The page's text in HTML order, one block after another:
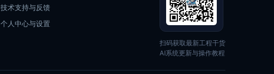
技术支持与反馈
个人中心与设置
扫码获取最新工程干货
AI系统更新与操作教程